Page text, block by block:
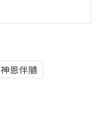
神恩伴隨